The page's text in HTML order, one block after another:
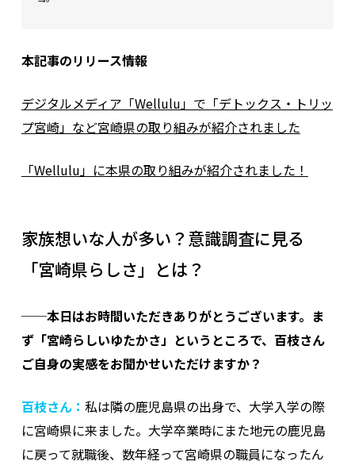
本記事のリリース情報
デジタルメディア「Wellulu」で「デトックス・トリッ
プ宮崎」など宮崎県の取り組みが紹介されました
「Wellulu」に本県の取り組みが紹介されました！
家族想いな人が多い？意識調査に見る
「宮崎県らしさ」とは？
──本日はお時間いただきありがとうございます。ま
ず「宮崎らしいゆたかさ」というところで、百枝さん
ご自身の実感をお聞かせいただけますか？
百枝さん： 私は隣の鹿児島県の出身で、大学入学の際
に宮崎県に来ました。大学卒業時にまた地元の鹿児島
に戻って就職後、数年経って宮崎県の職員になったん